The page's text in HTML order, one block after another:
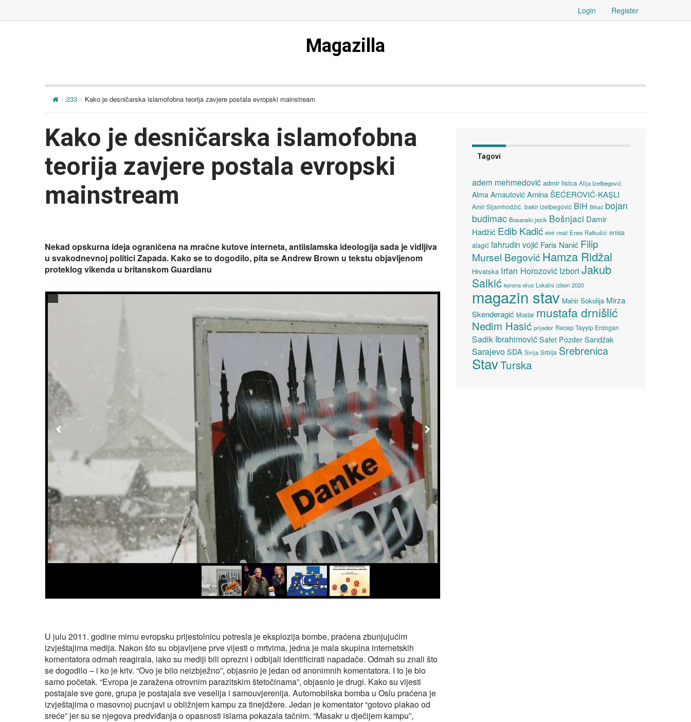
Login Register
Magazilla
233 Kako je desničarska islamofobna teorija zavjere postala evropski mainstream
Kako je desničarska islamofobna
teorija zavjere postala evropski
mainstream
Nekad opskurna ideja ograničena na mračne kutove interneta, antiislamska ideologija sada je vidljiva
u svakodnevnoj politici Zapada. Kako se to dogodilo, pita se Andrew Brown u tekstu objavljenom
proteklog vikenda u britanskom Guardianu
U julu 2011. godine mirnu evropsku prijestolnicu potresla je eksplozija bombe, praćena zbunjujućim
izvještajima medija. Nakon što su objavljene prve vijesti o mrtvima, jedna je mala skupina internetskih
komentatora odmah reagirala, iako su mediji bili oprezni i odbijali identificirati napadače. Odmah su znali što
se dogodilo – i ko je kriv. “Ovo je bilo neizbježno”, objasnio je jedan od anonimnih komentatora. I to je bio
samo početak. “Evropa je zaražena otrovnim parazitskim štetočinama”, objasnio je drugi. Kako su vijesti
postajale sve gore, grupa je postajala sve veselija i samouvjerenija. Automobilska bomba u Oslu praćena je
izvještajima o masovnoj pucnjavi u obližnjem kampu za tinejdžere. Jedan je komentator “gotovo plakao od
sreće” jer su se njegova predviđanja o opasnosti islama pokazala tačnim. “Masakr u dječijem kampu”,
Tagovi
adem mehmedović admir lisica Alija Izetbegović
Alma Arnautović Amina ŠEĆEROVIĆ-KAŞLI
Amir Sijamhodžić. bakir izetbegović BiH Bihać bojan
budimac Bosanski jezik Bošnjaci Damir
Hadžić Edib Kadić elvir resić Enes Ratkušić enisa
alagić fahrudin vojić Faris Nanić Filip
Mursel Begović Hamza Ridžal
Hrvatska Irfan Horozović Izbori Jakub
Salkić korona virus Lokalni izbori 2020
magazin stav Mahir Sokolija Mirza
Skenderagić Mostar mustafa drnišlić
Nedim Hasić prijedor Recep Tayyip Erdogan
Sadik Ibrahimović Safet Pozder Sandžak
SarajevoSDA Sirija Srbija Srebrenica
StavTurska